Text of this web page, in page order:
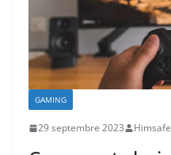
GAMING
29 septembre 2023 Himsafe